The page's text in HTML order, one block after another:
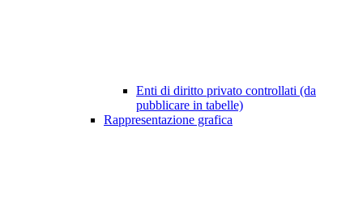
Enti di diritto privato controllati (da
pubblicare in tabelle)
Rappresentazione grafica